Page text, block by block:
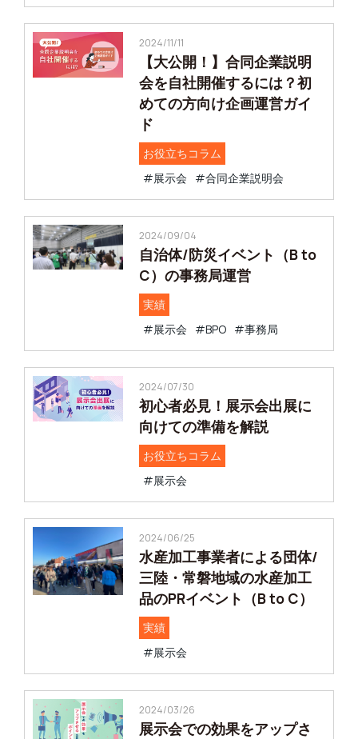
2024/11/11
【大公開！】合同企業説明
会を自社開催するには？初
めての方向け企画運営ガイ
ド
お役立ちコラム
#展示会 #合同企業説明会
2024/09/04
自治体/防災イベント（B to
C）の事務局運営
実績
#展示会 #BPO #事務局
2024/07/30
初心者必見！展示会出展に
向けての準備を解説
お役立ちコラム
#展示会
2024/06/25
水産加工事業者による団体/
三陸・常磐地域の水産加工
品のPRイベント（B to C）
実績
#展示会
2024/03/26
展示会での効果をアップさ